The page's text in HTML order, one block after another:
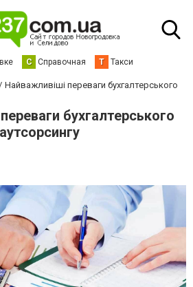
С Справочная Т Такси
Найважливіші переваги бухгалтерського
бухгалтерського
аутсорсингу